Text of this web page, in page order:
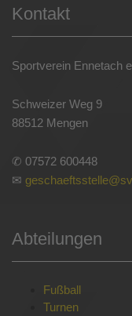
Kontakt
Sportverein Ennetach
Schweizer Weg 9
88512 Mengen
✆ 07572 600448
✉
Abteilungen
Fußball
Turnen